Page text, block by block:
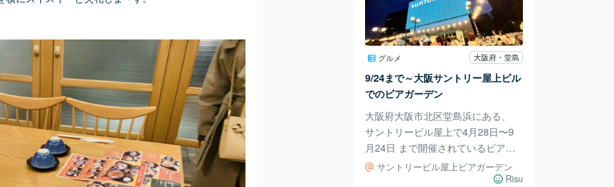
泉佐野市のカレー屋さんから、カレ
ーの名店まで、たくさんのお店が出
店していました。 マツコの知らな
い世界で紹介されたお店も こちら
は、テレビ番組「マツコの知らない
世界」で紹介されたお店、SPICE C
ARRY
グルメ 大阪府・堂島
9/24まで～大阪サントリー屋上ビル
でのビアガーデン
大阪府大阪市北区堂島浜にある、
サントリービル屋上で4月28日〜9
月24日 まで開催されているビアガ
ーデンに行ってきました。 今年の
テーマは『都会の真ん中で楽しめる
サントリービル屋上ビアガーデン
Risu